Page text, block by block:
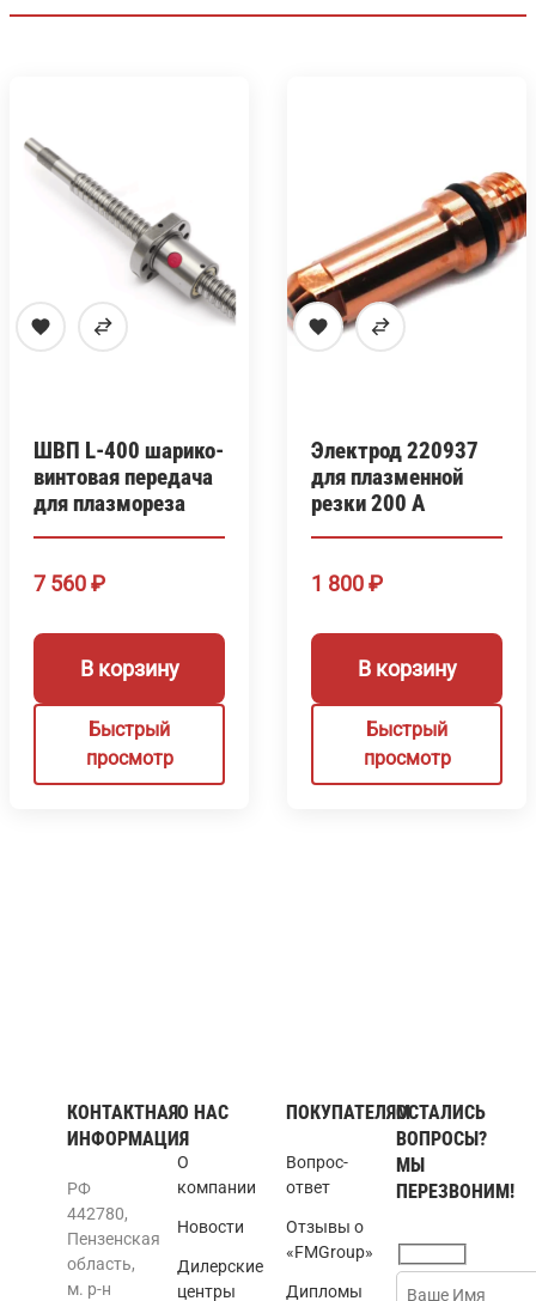
ШВП L-400 шарико-
винтовая передача
для плазмореза
7 560₽
В корзину
Быстрый
просмотр
Электрод 220937
для плазменной
резки 200 А
1 800₽
В корзину
Быстрый
просмотр
КОНТАКТНАЯ
ИНФОРМАЦИЯ
РФ
442780,
Пензенская
область,
м. р-н
О НАС
О
компании
Новости
Дилерские
центры
ПОКУПАТЕЛЯМ
Вопрос-
ответ
Отзывы о
«FMGroup»
Дипломы
ОСТАЛИСЬ
ВОПРОСЫ?
МЫ
ПЕРЕЗВОНИМ!